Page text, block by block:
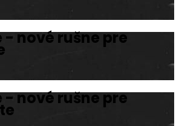
- nové rušne pre
- nové rušne pre